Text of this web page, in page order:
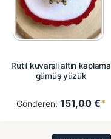
Rutil kuvarslı altın kaplama
gümüş yüzük
Gönderen: 151,00 €*